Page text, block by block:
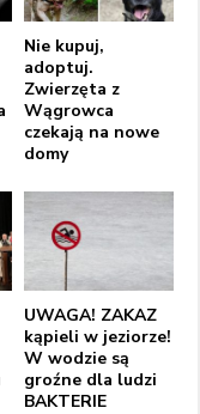
Nie kupuj,
adoptuj.
Zwierzęta z
Wągrowca
czekają na nowe
domy
UWAGA! ZAKAZ
kąpieli w jeziorze!
W wodzie są
groźne dla ludzi
BAKTERIE